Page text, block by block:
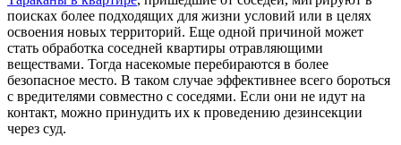
поисках более подходящих для жизни условий или в целях
освоения новых территорий. Еще одной причиной может
стать обработка соседней квартиры отравляющими
веществами. Тогда насекомые перебираются в более
безопасное место. В таком случае эффективнее всего бороться
с вредителями совместно с соседями. Если они не идут на
контакт, можно принудить их к проведению дезинсекции
через суд.